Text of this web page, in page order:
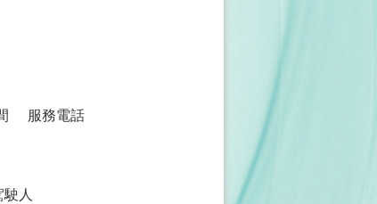
服務電話
駛人